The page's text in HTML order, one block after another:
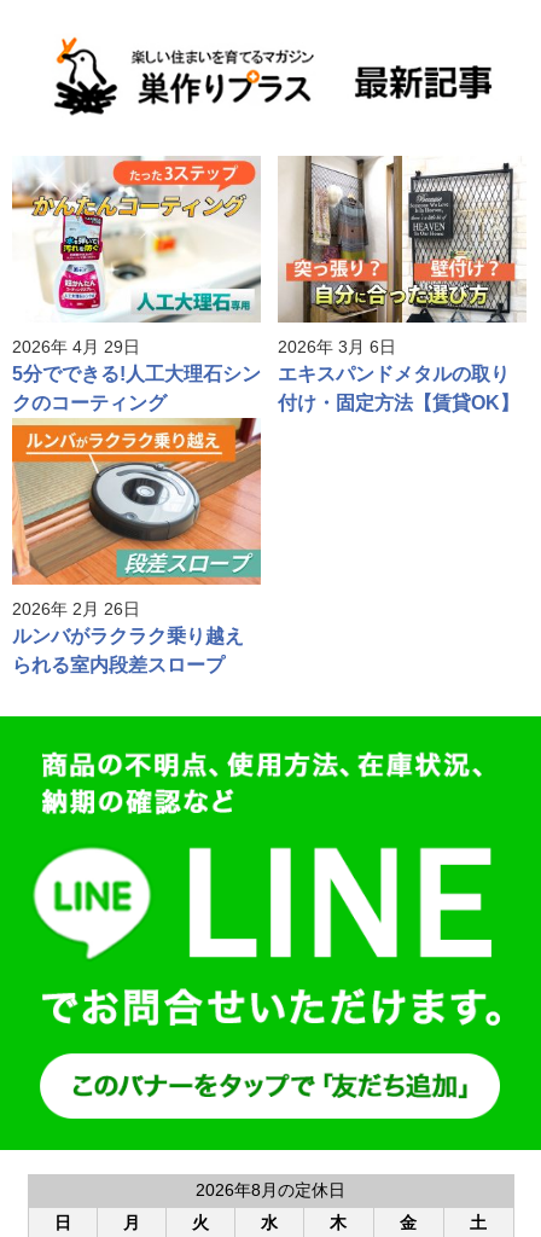
2026年 4月 29日
5分でできる!人工大理石シン
クのコーティング
2026年 3月 6日
エキスパンドメタルの取り
付け・固定方法【賃貸OK】
2026年 2月 26日
ルンバがラクラク乗り越え
られる室内段差スロープ
2026年8月の定休日
日
月 火 水 木 金
土